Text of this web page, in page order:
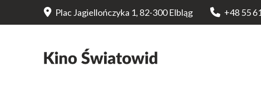
Plac Jagiellończyka 1, 82-300 Elbląg +48 55